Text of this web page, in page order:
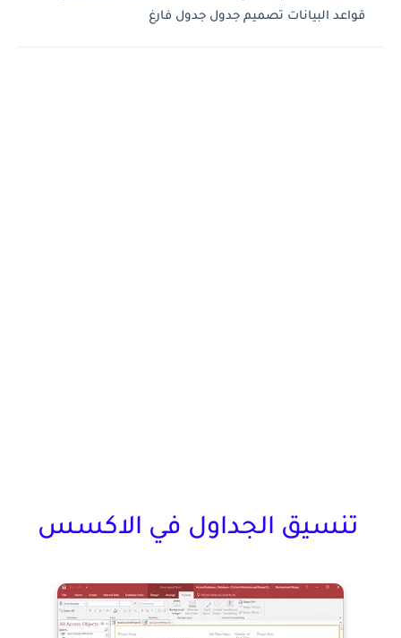
قواعد البيانات تصميم جدول جدول فارغ
تنسيق الجداول في الاكسس